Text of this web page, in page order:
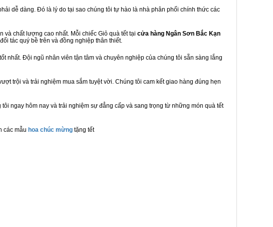
dễ dàng. Đó là lý do tại sao chúng tôi tự hào là nhà phân phối chính thức các
chất lượng cao nhất. Mỗi chiếc Giỏ quà tết tại cửa hàng Ngân Sơn Bắc Kạn
tác quý bề trên và đồng nghiệp thân thiết.
nhất. Đội ngũ nhân viên tận tâm và chuyên nghiệp của chúng tôi sẵn sàng lắng
trội và trải nghiệm mua sắm tuyệt vời. Chúng tôi cam kết giao hàng đúng hẹn
ngay hôm nay và trải nghiệm sự đẳng cấp và sang trọng từ những món quà tết
các mẫu hoa chúc mừng tặng tết